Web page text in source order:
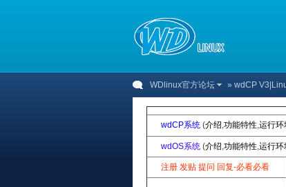
WDlinux官方论坛 » wdCP
wdCP系统 (介绍,功能特性,运行环
wdOS系统 (介绍,功能特性,运行环
注册 发贴 提问 回复-必看必看